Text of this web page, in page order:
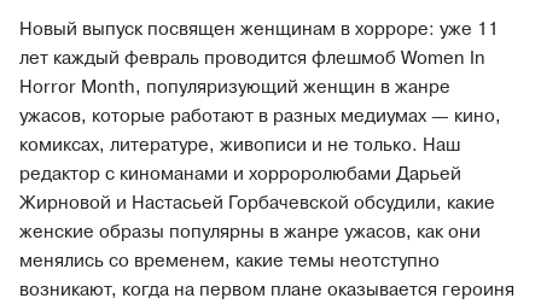
Новый выпуск посвящен женщинам в хорроре: уже 11
лет каждый февраль проводится флешмоб Women In
Horror Month, популяризующий женщин в жанре
ужасов, которые работают в разных медиумах — кино,
комиксах, литературе, живописи и не только. Наш
редактор с киноманами и хорроролюбами Дарьей
Жирновой и Настасьей Горбачевской обсудили, какие
женские образы популярны в жанре ужасов, как они
менялись со временем, какие темы неотступно
возникают, когда на первом плане оказывается героиня